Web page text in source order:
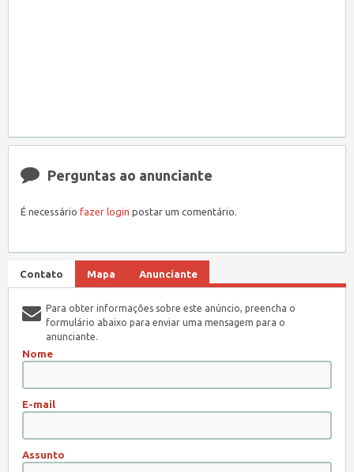
Perguntas ao anunciante
É necessário fazer login postar um comentário.
Contato Mapa Anunciante
Para obter informações sobre este anúncio, preencha o
formulário abaixo para enviar uma mensagem para o
anunciante.
Nome
E-mail
Assunto